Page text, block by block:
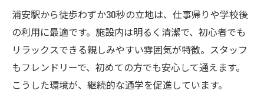
浦安駅から徒歩わずか30秒の立地は、仕事帰りや学校後
の利用に最適です。施設内は明るく清潔で、初心者でも
リラックスできる親しみやすい雰囲気が特徴。スタッフ
もフレンドリーで、初めての方でも安心して通えます。
こうした環境が、継続的な通学を促進しています。